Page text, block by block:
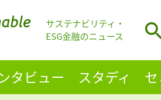
サステナビリティ・
ESG金融のニュース
タビュー スタディ